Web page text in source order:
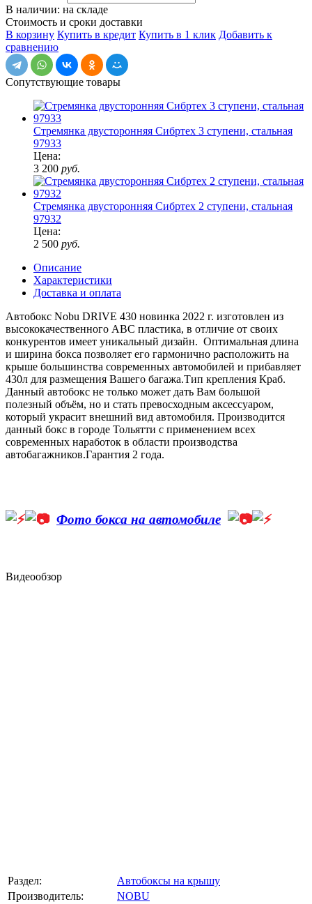
В наличии: на складе
Стоимость и сроки доставки
В корзину Купить в кредит Купить в 1 клик Добавить к
сравнению
Сопутствующие товары
Стремянка двусторонняя Сибртех 3 ступени, стальная
97933
Цена:
3 200 руб.
Стремянка двусторонняя Сибртех 2 ступени, стальная
97932
Цена:
2 500 руб.
Описание
Характеристики
Доставка и оплата
Автобокс Nobu DRIVE 430 новинка 2022 г. изготовлен из
высококачественного АВС пластика, в отличие от своих
конкурентов имеет уникальный дизайн. Оптимальная длина
и ширина бокса позволяет его гармонично расположить на
крыше большинства современных автомобилей и прибавляет
430л для размещения Вашего багажа.Тип крепления Краб.
Данный автобокс не только может дать Вам большой
полезный объём, но и стать превосходным аксессуаром,
который украсит внешний вид автомобиля. Производится
данный бокс в городе Тольятти с применением всех
современных наработок в области производства
автобагажников.Гарантия 2 года.
Фото бокса на автомобиле
Видеообзор
Раздел:
Автобоксы на крышу
Производитель:
NOBU